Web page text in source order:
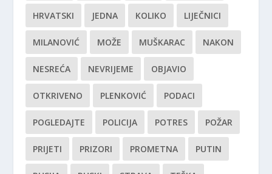
HRVATSKI JEDNA KOLIKO LIJEČNICI
MILANOVIĆ MOŽE MUŠKARAC NAKON
NESREĆA NEVRIJEME OBJAVIO
OTKRIVENO PLENKOVIĆ PODACI
POGLEDAJTE POLICIJA POTRES POŽAR
PRIJETI PRIZORI PROMETNA PUTIN